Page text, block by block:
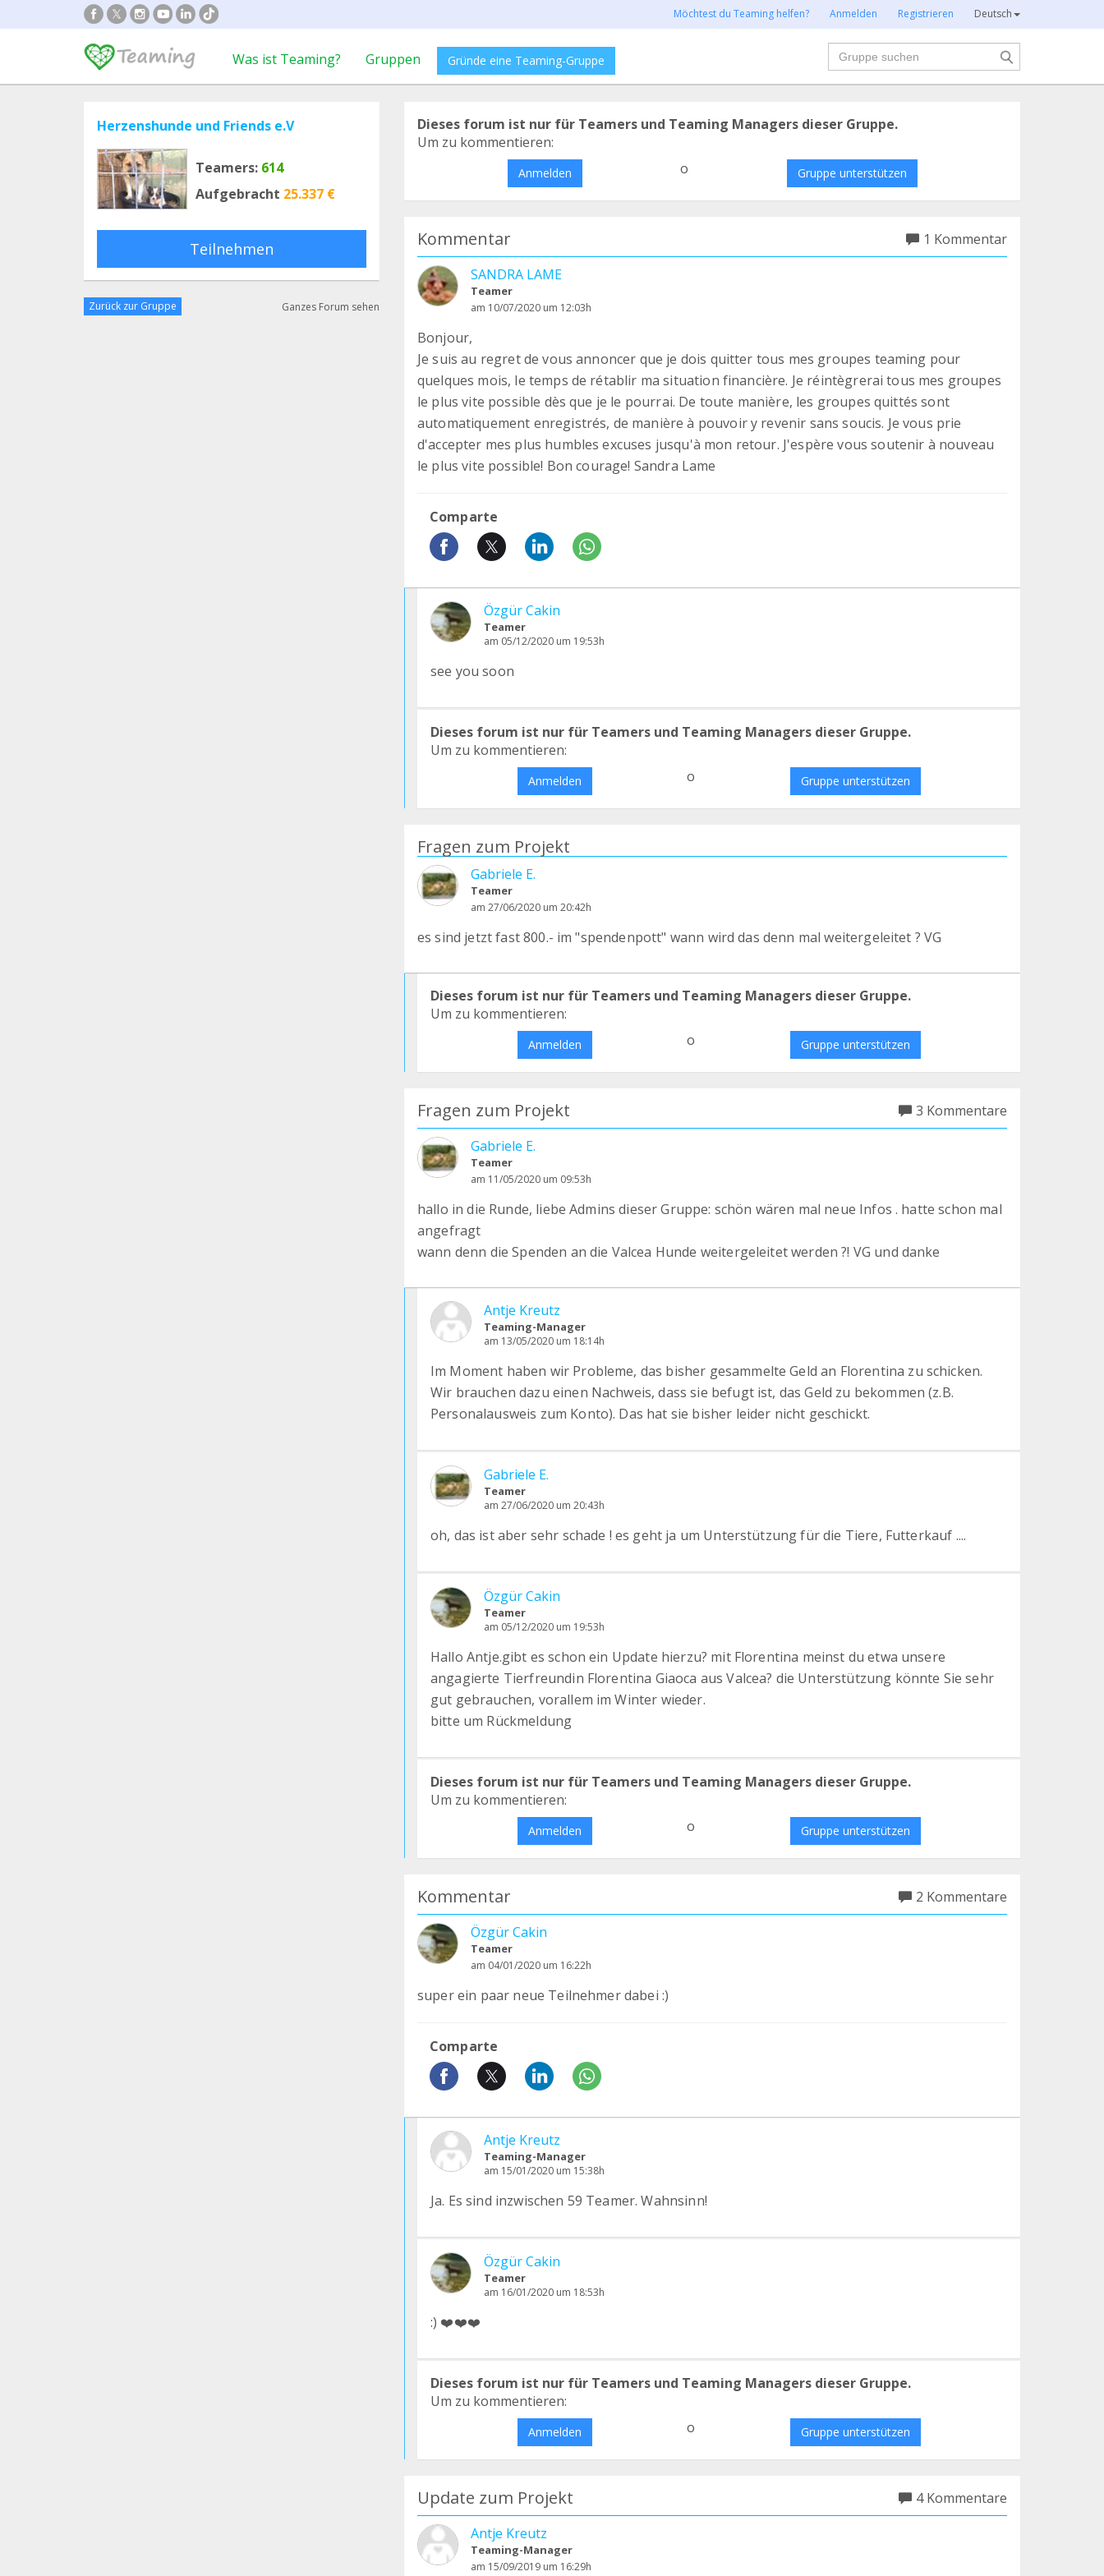
Möchtest du Teaming helfen? Anmelden Registrieren Deutsch
Was ist Teaming? Gruppen Gründe eine Teaming-Gruppe
Suche
Herzenshunde und Friends e.V
Teamers: 614
Aufgebracht 25.337 €
Teilnehmen
Zurück zur Gruppe Ganzes Forum sehen
Dieses forum ist nur für Teamers und Teaming Managers dieser Gruppe.
Um zu kommentieren:
Anmelden o Gruppe unterstützen
Kommentar
1 Kommentar
SANDRA LAME
Teamer
am 10/07/2020 um 12:03h
Bonjour,
Je suis au regret de vous annoncer que je dois quitter tous mes groupes teaming pour
quelques mois, le temps de rétablir ma situation financière. Je réintègrerai tous mes groupes
le plus vite possible dès que je le pourrai. De toute manière, les groupes quittés sont
automatiquement enregistrés, de manière à pouvoir y revenir sans soucis. Je vous prie
d'accepter mes plus humbles excuses jusqu'à mon retour. J'espère vous soutenir à nouveau
le plus vite possible! Bon courage! Sandra Lame
Comparte
Özgür Cakin
Teamer
am 05/12/2020 um 19:53h
see you soon
Dieses forum ist nur für Teamers und Teaming Managers dieser Gruppe.
Um zu kommentieren:
Anmelden o Gruppe unterstützen
Fragen zum Projekt
Gabriele E.
Teamer
am 27/06/2020 um 20:42h
es sind jetzt fast 800.- im "spendenpott" wann wird das denn mal weitergeleitet ? VG
Dieses forum ist nur für Teamers und Teaming Managers dieser Gruppe.
Um zu kommentieren:
Anmelden o Gruppe unterstützen
Fragen zum Projekt
3 Kommentare
Gabriele E.
Teamer
am 11/05/2020 um 09:53h
hallo in die Runde, liebe Admins dieser Gruppe: schön wären mal neue Infos . hatte schon mal
angefragt
wann denn die Spenden an die Valcea Hunde weitergeleitet werden ?! VG und danke
Antje Kreutz
Teaming-Manager
am 13/05/2020 um 18:14h
Im Moment haben wir Probleme, das bisher gesammelte Geld an Florentina zu schicken.
Wir brauchen dazu einen Nachweis, dass sie befugt ist, das Geld zu bekommen (z.B.
Personalausweis zum Konto). Das hat sie bisher leider nicht geschickt.
Gabriele E.
Teamer
am 27/06/2020 um 20:43h
oh, das ist aber sehr schade ! es geht ja um Unterstützung für die Tiere, Futterkauf ....
Özgür Cakin
Teamer
am 05/12/2020 um 19:53h
Hallo Antje.gibt es schon ein Update hierzu? mit Florentina meinst du etwa unsere
angagierte Tierfreundin Florentina Giaoca aus Valcea? die Unterstützung könnte Sie sehr
gut gebrauchen, vorallem im Winter wieder.
bitte um Rückmeldung
Dieses forum ist nur für Teamers und Teaming Managers dieser Gruppe.
Um zu kommentieren:
Anmelden o Gruppe unterstützen
Kommentar
2 Kommentare
Özgür Cakin
Teamer
am 04/01/2020 um 16:22h
super ein paar neue Teilnehmer dabei :)
Comparte
Antje Kreutz
Teaming-Manager
am 15/01/2020 um 15:38h
Ja. Es sind inzwischen 59 Teamer. Wahnsinn!
Özgür Cakin
Teamer
am 16/01/2020 um 18:53h
:) ❤️❤️❤️
Dieses forum ist nur für Teamers und Teaming Managers dieser Gruppe.
Um zu kommentieren:
Anmelden o Gruppe unterstützen
Update zum Projekt
4 Kommentare
Antje Kreutz
Teaming-Manager
am 15/09/2019 um 16:29h